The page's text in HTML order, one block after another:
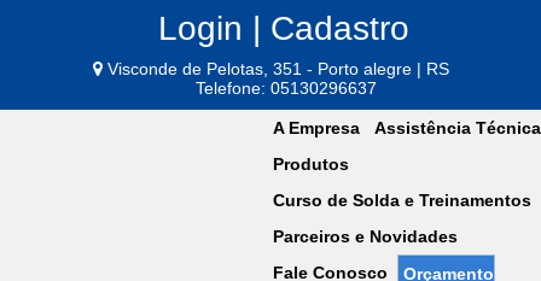
Login | Cadastro
Visconde de Pelotas, 351 - Porto alegre | RS
Telefone: 05130296637
A Empresa
Assistência Técnica
Produtos
Curso de Solda e Treinamentos
Parceiros e Novidades
Fale Conosco
Orçamento